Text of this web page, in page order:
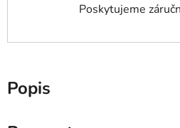
Poskytujeme
Popis